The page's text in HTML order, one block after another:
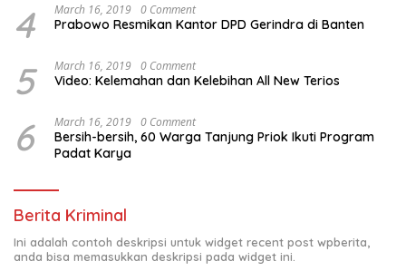
4 March 16, 2019 0 Comment
Prabowo Resmikan Kantor DPD Gerindra di Banten
5 March 16, 2019 0 Comment
Video: Kelemahan dan Kelebihan All New Terios
6 March 16, 2019 0 Comment
Bersih-bersih, 60 Warga Tanjung Priok Ikuti Program
Padat Karya
Berita Kriminal
Ini adalah contoh deskripsi untuk widget recent post wpberita,
anda bisa memasukkan deskripsi pada widget ini.